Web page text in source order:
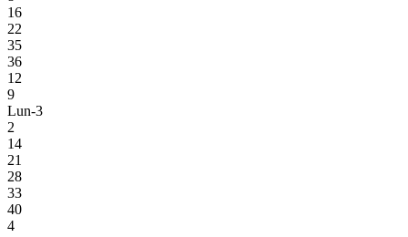
16
22
35
36
12
9
Lun-3
2
14
21
28
33
40
4